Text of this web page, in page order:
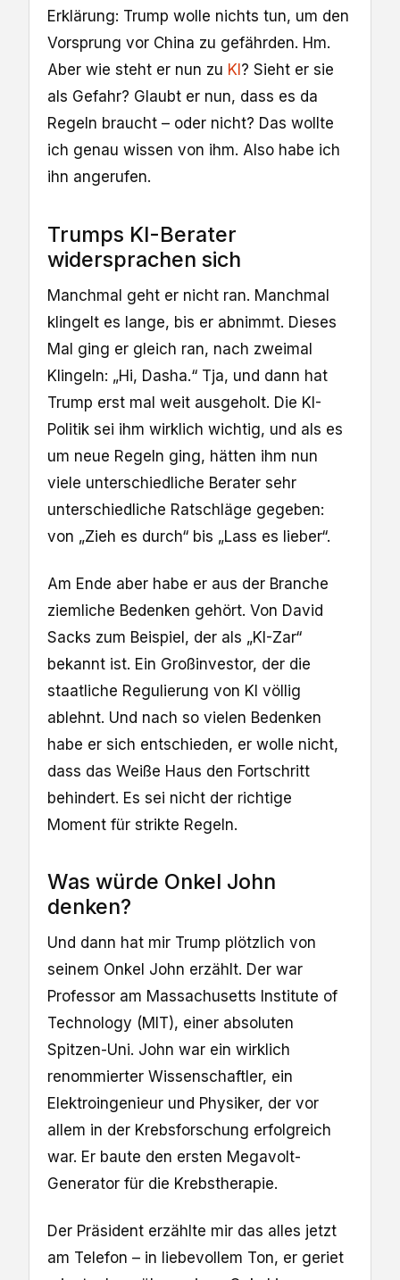
Erklärung: Trump wolle nichts tun, um den
Vorsprung vor China zu gefährden. Hm.
Aber wie steht er nun zu KI ? Sieht er sie
als Gefahr? Glaubt er nun, dass es da
Regeln braucht – oder nicht? Das wollte
ich genau wissen von ihm. Also habe ich
ihn angerufen.
Trumps KI-Berater
widersprachen sich
Manchmal geht er nicht ran. Manchmal
klingelt es lange, bis er abnimmt. Dieses
Mal ging er gleich ran, nach zweimal
Klingeln: „Hi, Dasha.“ Tja, und dann hat
Trump erst mal weit ausgeholt. Die KI-
Politik sei ihm wirklich wichtig, und als es
um neue Regeln ging, hätten ihm nun
viele unterschiedliche Berater sehr
unterschiedliche Ratschläge gegeben:
von „Zieh es durch“ bis „Lass es lieber“.
Am Ende aber habe er aus der Branche
ziemliche Bedenken gehört. Von David
Sacks zum Beispiel, der als „KI-Zar“
bekannt ist. Ein Großinvestor, der die
staatliche Regulierung von KI völlig
ablehnt. Und nach so vielen Bedenken
habe er sich entschieden, er wolle nicht,
dass das Weiße Haus den Fortschritt
behindert. Es sei nicht der richtige
Moment für strikte Regeln.
Was würde Onkel John
denken?
Und dann hat mir Trump plötzlich von
seinem Onkel John erzählt. Der war
Professor am Massachusetts Institute of
Technology (MIT), einer absoluten
Spitzen-Uni. John war ein wirklich
renommierter Wissenschaftler, ein
Elektroingenieur und Physiker, der vor
allem in der Krebsforschung erfolgreich
war. Er baute den ersten Megavolt-
Generator für die Krebstherapie.
Der Präsident erzählte mir das alles jetzt
am Telefon – in liebevollem Ton, er geriet